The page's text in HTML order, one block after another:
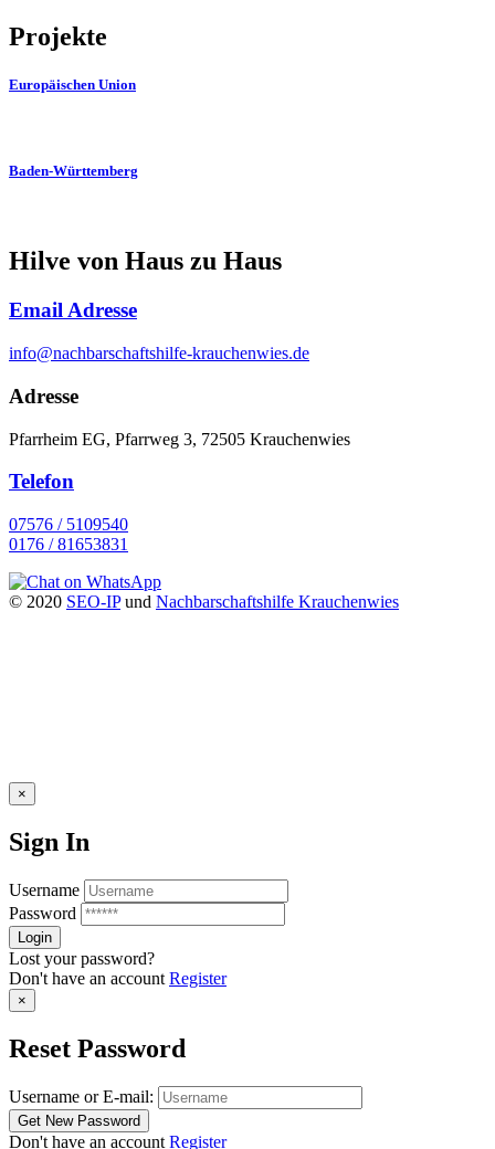
Projekte
Europäischen Union
Baden-Württemberg
Hilve von Haus zu Haus
Email Adresse
info@nachbarschaftshilfe-krauchenwies.de
Adresse
Pfarrheim EG, Pfarrweg 3, 72505 Krauchenwies
Telefon
07576 / 5109540
0176 / 81653831
© 2020 SEO-IPund Nachbarschaftshilfe Krauchenwies
×
Sign In
Username
Password
Lost your password?
Don't have an account Register
×
Reset Password
Username or E-mail:
Don't have an account Register